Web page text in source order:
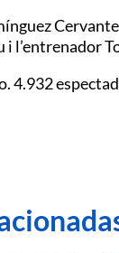
i l’entrenador
4.932